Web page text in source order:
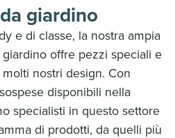
giardino
e di classe, la nostra ampia
offre pezzi speciali e
nostri design. Con
disponibili nella
specialisti in questo settore
di prodotti, da quelli più